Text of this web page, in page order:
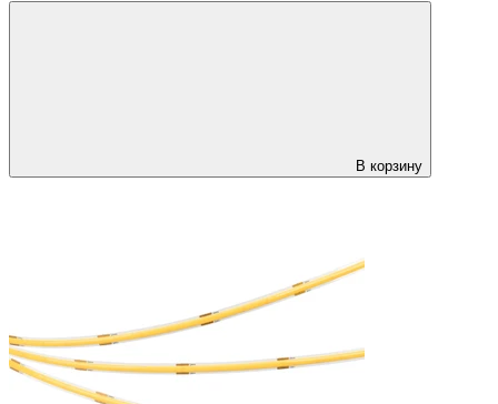
В корзину